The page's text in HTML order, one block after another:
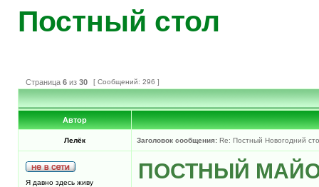
Постный стол
Страница 6 из 30 [ Сообщений: 296 ]
Автор
Лелёк Заголовок сообщения: Re: Постный Новогодний
Я давно здесь живу ПОСТНЫЙ